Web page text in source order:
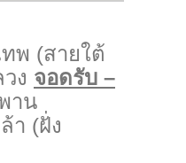
พ (สายใต้
ง จอดรับ –
าน
า (ฝั่ง